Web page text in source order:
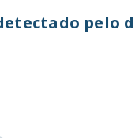
pelo